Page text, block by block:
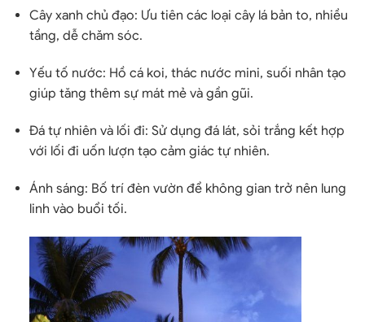
Cây xanh chủ đạo: Ưu tiên các loại cây lá bản to, nhiều
tầng, dễ chăm sóc.
Yếu tố nước: Hồ cá koi, thác nước mini, suối nhân tạo
giúp tăng thêm sự mát mẻ và gần gũi.
Đá tự nhiên và lối đi: Sử dụng đá lát, sỏi trắng kết hợp
với lối đi uốn lượn tạo cảm giác tự nhiên.
Ánh sáng: Bố trí đèn vườn để không gian trở nên lung
linh vào buổi tối.